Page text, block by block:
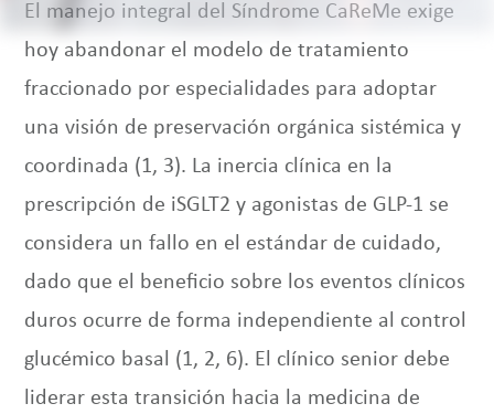
El manejo integral del Síndrome CaReMe exige
hoy abandonar el modelo de tratamiento
fraccionado por especialidades para adoptar
una visión de preservación orgánica sistémica y
coordinada (1, 3). La inercia clínica en la
prescripción de iSGLT2 y agonistas de GLP-1 se
considera un fallo en el estándar de cuidado,
dado que el beneficio sobre los eventos clínicos
duros ocurre de forma independiente al control
glucémico basal (1, 2, 6). El clínico senior debe
liderar esta transición hacia la medicina de